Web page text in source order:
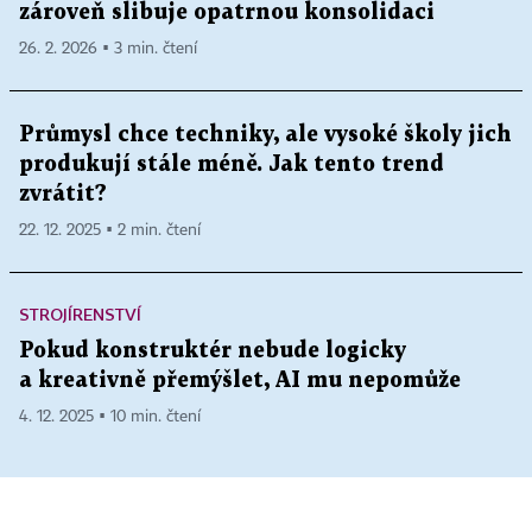
zároveň slibuje opatrnou konsolidaci
26. 2. 2026 ▪ 3 min. čtení
Průmysl chce techniky, ale vysoké školy jich
produkují stále méně. Jak tento trend
zvrátit?
22. 12. 2025 ▪ 2 min. čtení
STROJÍRENSTVÍ
Pokud konstruktér nebude logicky
a kreativně přemýšlet, AI mu nepomůže
4. 12. 2025 ▪ 10 min. čtení